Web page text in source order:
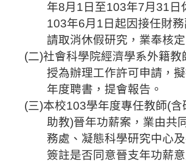
年8月 1 日至103年7月 31 日
103年6月 1 日起因接任財
請取消休假研究，業奉核
(二)社會科學院經濟學系外籍教
授為辦理工作許可申請，
年度聘書，提會報告。
(三)本校103學年度專任教師(含
助教)晉年功薪案 ，業由共
務處、凝態科學研究中心
簽註是否同意晉支年功薪